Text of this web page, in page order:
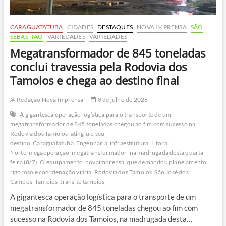
CARAGUATATUBA CIDADES DESTAQUES NOVA IMPRENSA SÃO
SEBASTIÃO
VARIEDADES VARIEDADES
Megatransformador de 845 toneladas
conclui travessia pela Rodovia dos
Tamoios e chega ao destino final
Redação Nova Imprensa
8 de julho de 2026
A gigantesca operação logística para o transporte de um
megatransformador de 845 toneladas chegou ao fim com sucesso na
Rodovia dos Tamoios atingiu o seu
destino Caraguatatuba Engenharia infraestrutura Litoral
Norte megaoperação megatransformador na madrugada desta quarta-
feira (8/7). O equipamento novaimprensa que demandou planejamento
rigoroso e coordenação viária Rodovia dos Tamoios São José dos
Campos Tamoios transito tamoios
A gigantesca operação logística para o transporte de um
megatransformador de 845 toneladas chegou ao fim com
sucesso na Rodovia dos Tamoios, na madrugada desta…